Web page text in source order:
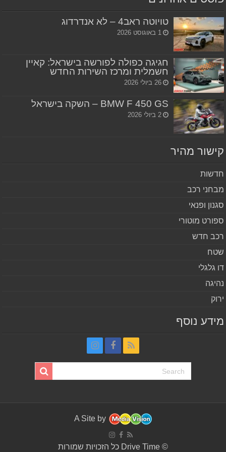
טויוטה ראב4 – לא אנדרדוג
1 באוגוסט 2026
חגיגה כפולה לפורשה בישראל: קאיין
חשמלית ומרכז השירות החדש
26 ביולי 2026
BMW F 450 GS – השקה בישראל
2 ביולי 2026
מהיר
רכב
ופנאי
מוטורי
חדש
גלגלי
נוסף
A Site by